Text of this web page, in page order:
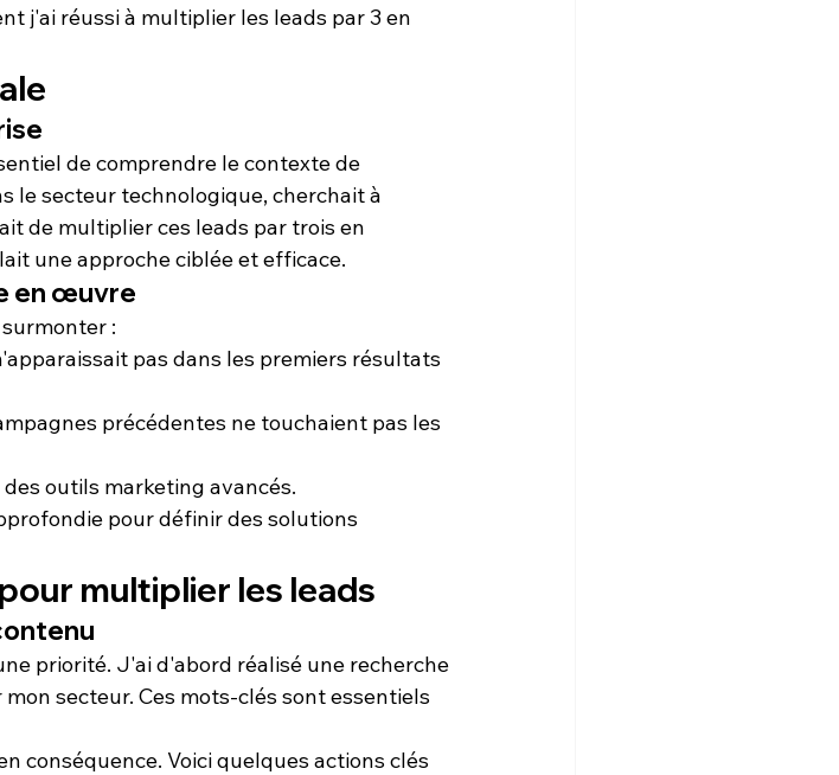
j'ai réussi à multiplier les leads par 3 en
de comprendre le contexte de
le secteur technologique, cherchait à
de multiplier ces leads par trois en
une approche ciblée et efficace.
en œuvre
:
pas dans les premiers résultats
précédentes ne touchaient pas les
outils marketing avancés.
pour définir des solutions
multiplier les leads
priorité. J'ai d'abord réalisé une recherche
secteur. Ces mots-clés sont essentiels
conséquence. Voici quelques actions clés